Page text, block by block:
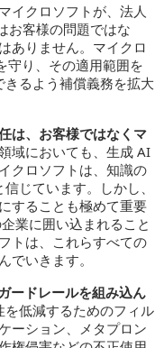
マイクロソフトが、法人
お客様の問題ではな
ありません。マイクロ
守り、その適用範囲を
るよう補償義務を拡大
は、お客様ではなくマ
域においても、生成 AI
クロソフトは、知識の
じています。しかし、
することも極めて重要
業に囲い込まれること
トは、これらすべての
いきます。
ードレールを組み込ん
低減するためのフィル
ーション、メタプロン